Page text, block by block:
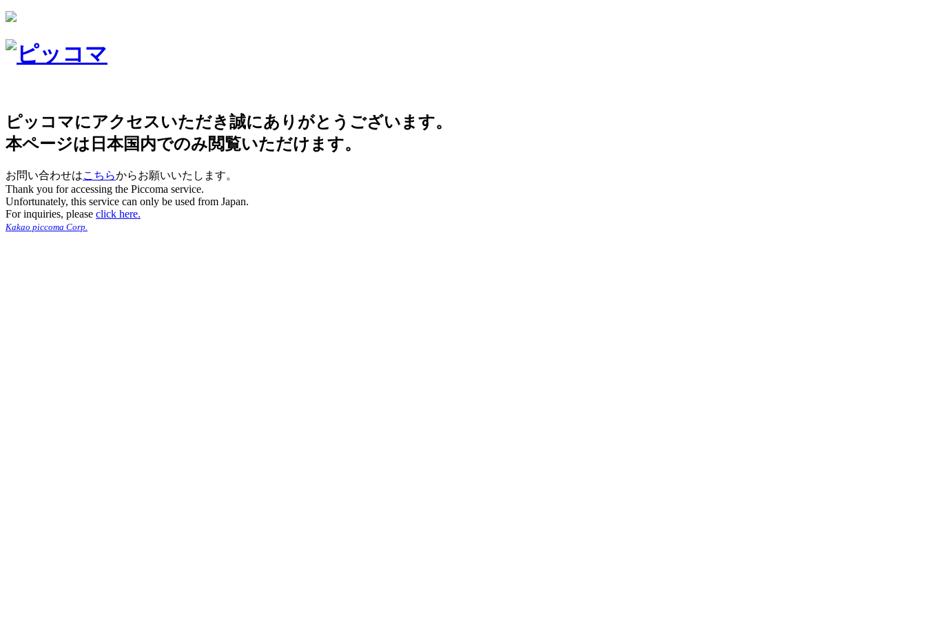
ピッコマにアクセスいただき誠にありがとうございます。
本ページは日本国内でのみ閲覧いただけます。
お問い合わせはこちらからお願いいたします。
Thank you for accessing the Piccoma service.
Unfortunately, this service can only be used from Japan.
For inquiries, please click here.
Kakao piccoma Corp.